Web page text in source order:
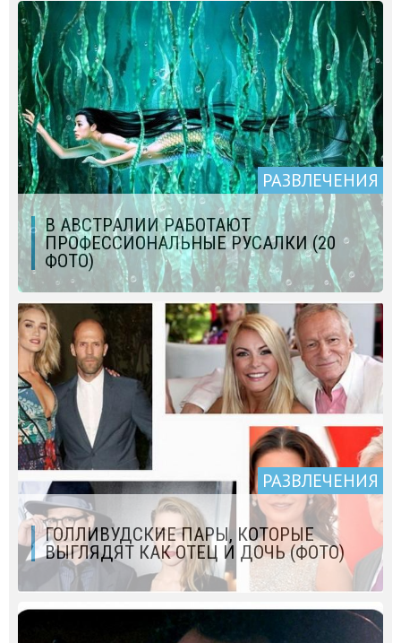
РАЗВЛЕЧЕНИЯ
В АВСТРАЛИИ РАБОТАЮТ
ПРОФЕССИОНАЛЬНЫЕ РУСАЛКИ (20
ФОТО)
РАЗВЛЕЧЕНИЯ
ГОЛЛИВУДСКИЕ ПАРЫ, КОТОРЫЕ
ВЫГЛЯДЯТ КАК ОТЕЦ И ДОЧЬ (ФОТО)